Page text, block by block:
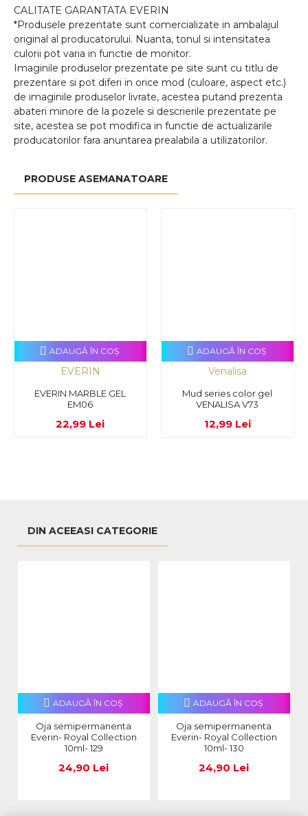
CALITATE GARANTATA EVERIN
*Produsele prezentate sunt comercializate in ambalajul
original al producatorului. Nuanta, tonul si intensitatea
culorii pot varia in functie de monitor.
Imaginile produselor prezentate pe site sunt cu titlu de
prezentare si pot diferi in orice mod (culoare, aspect etc.)
de imaginile produselor livrate, acestea putand prezenta
abateri minore de la pozele si descrierile prezentate pe
site, acestea se pot modifica in functie de actualizarile
producatorilor fara anuntarea prealabila a utilizatorilor.
PRODUSE ASEMANATOARE
EVERIN
EVERIN MARBLE GEL
EM06
22,99 Lei
ADAUGĂ ÎN COŞ
Venalisa
Mud series color gel
VENALISA V73
12,99 Lei
ADAUGĂ ÎN COŞ
DIN ACEEASI CATEGORIE
Oja semipermanenta
Everin- Royal Collection
10ml- 129
24,90 Lei
ADAUGĂ ÎN COŞ
Oja semipermanenta
Everin- Royal Collection
10ml- 130
24,90 Lei
ADAUGĂ ÎN COŞ